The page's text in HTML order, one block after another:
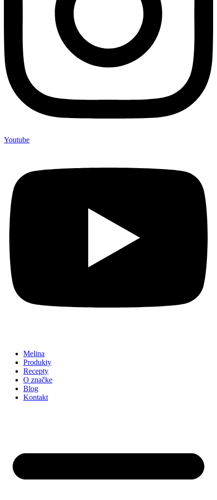
Youtube
Melina
Produkty
Recepty
O značke
Blog
Kontakt